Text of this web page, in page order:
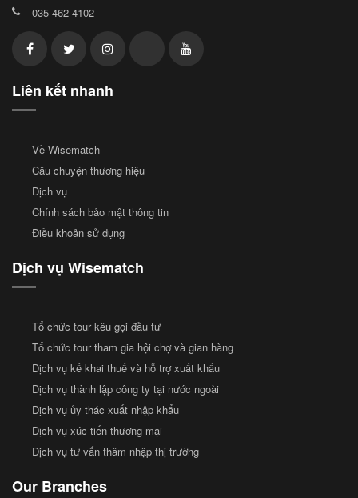
035 462 4102
Liên kết nhanh
Về Wisematch
Câu chuyện thương hiệu
Dịch vụ
Chính sách bảo mật thông tin
Điều khoản sử dụng
Dịch vụ Wisematch
Tổ chức tour kêu gọi đầu tư
Tổ chức tour tham gia hội chợ và gian hàng
Dịch vụ kế khai thuế và hỗ trợ xuất khẩu
Dịch vụ thành lập công ty tại nước ngoài
Dịch vụ ủy thác xuất nhập khẩu
Dịch vụ xúc tiến thương mại
Dịch vụ tư vấn thâm nhập thị trường
Our Branches